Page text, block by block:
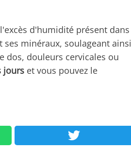
d'humidité présent dans
minéraux, soulageant ainsi
dos, douleurs cervicales ou
jours et vous pouvez le